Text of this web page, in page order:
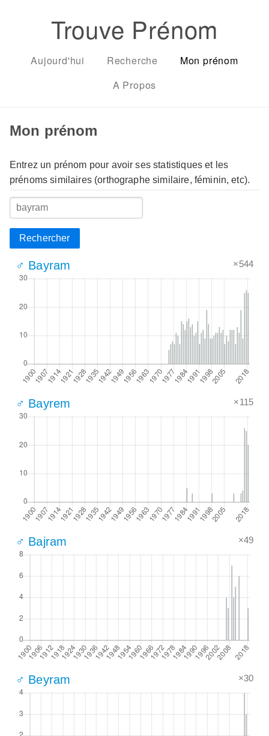
Trouve Prénom
Aujourd'hui Recherche
Mon prénom
A Propos
Mon prénom
Entrez un prénom pour avoir ses statistiques et les
prénoms similaires (orthographe similaire, féminin, etc).
Rechercher
♂ Bayram ×544
♂ Bayrem ×115
♂ Bajram ×49
♂ Beyram ×30